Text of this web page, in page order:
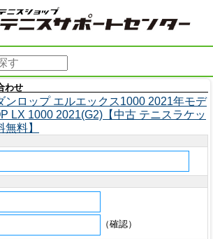
わせ
ンロップ エルエックス1000 2021年モデ
LX 1000 2021(G2)【中古 テニスラケッ
無料】
（確認）